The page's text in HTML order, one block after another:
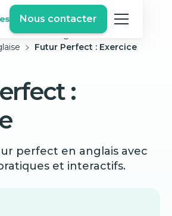
Nous contacter
Exercices Anglais Gratuits
Futur Perfect : Exercice
:
perfect en anglais avec
et interactifs.